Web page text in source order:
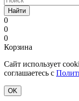
Найти
0
0
0
Корзина
Сайт использует
соглашаетесь с
OK